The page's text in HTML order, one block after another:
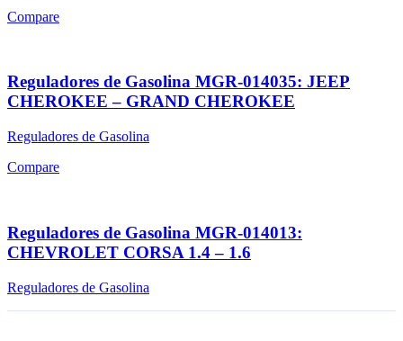
Compare
Reguladores de Gasolina MGR-014035: JEEP
CHEROKEE – GRAND CHEROKEE
Reguladores de Gasolina
Compare
Reguladores de Gasolina MGR-014013:
CHEVROLET CORSA 1.4 – 1.6
Reguladores de Gasolina